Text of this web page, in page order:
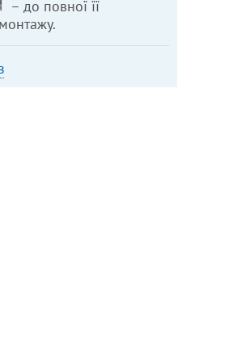
– до повної її